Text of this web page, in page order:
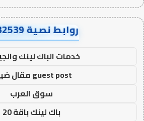
روابط نصية AA32539
خدمات الباك لينك
guest post مقال ضيف
سوق العرب
باك لينك باقة 20